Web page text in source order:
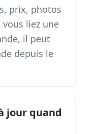
prix, photos
vous liez une
il peut
depuis le
jour quand